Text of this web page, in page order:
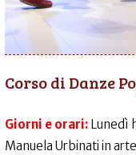
Corso di Danze
Giorni e orari: Lunedì
Manuela Urbinati in